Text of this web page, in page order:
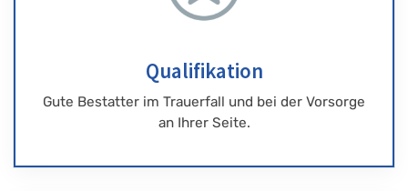
Qualifikation
Gute Bestatter im Trauerfall und bei der Vorsorge
an Ihrer Seite.